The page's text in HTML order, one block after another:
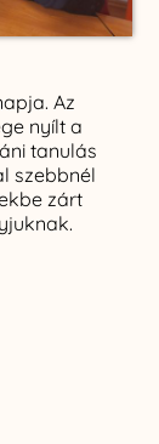
Az
nyílt a
tanulás
szebbnél
zárt